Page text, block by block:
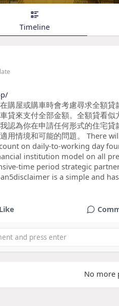
Timeline
購屋或購車時會考慮尋求全額
貸來支付全部金額。全額貸看
認為你在申請任何形式的住宅
用情境和可能的問題。 There
on daily-to-working day
institution model on all
time period strategic
is a simple and
Like
No more